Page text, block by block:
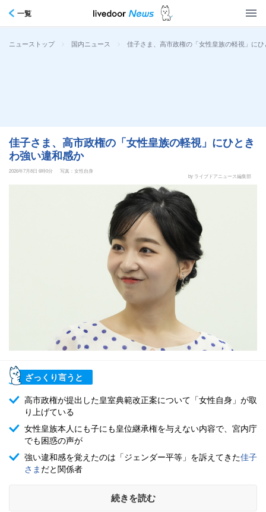
一覧
ニューストップ > 国内ニュース > 佳子さま、高市政権の「女性皇族の軽視」に
佳子さま、高市政権の「女性皇族の軽視」にひとき
わ強い違和感か
2026年7月8日 6時0分
写真：女性自身
by ライブドアニュース編集部
ざっくり言うと
高市政権が提出した皇室典範改正案について「女性自身」が取
り上げている
女性皇族本人にも子にも皇位継承権を与えない内容で、宮内庁
でも困惑の声が
強い違和感を覚えたのは「ジェンダー平等」を訴えてきた佳子
さま だと関係者
続きを読む